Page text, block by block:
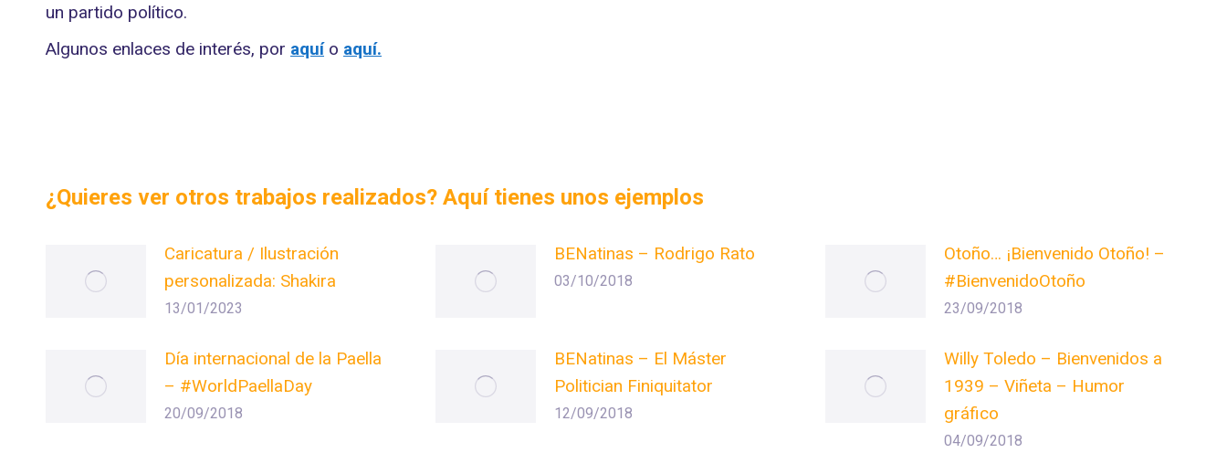
un partido político.
Algunos enlaces de interés, por aquí o aquí.
¿Quieres ver otros trabajos realizados? Aquí tienes unos ejemplos
Caricatura / Ilustración
personalizada: Shakira
13/01/2023
BENatinas – Rodrigo Rato
03/10/2018
Otoño… ¡Bienvenido Otoño! –
#BienvenidoOtoño
23/09/2018
Día internacional de la Paella
– #WorldPaellaDay
20/09/2018
BENatinas – El Máster
Politician Finiquitator
12/09/2018
Willy Toledo – Bienvenidos a
1939 – Viñeta – Humor
gráfico
04/09/2018